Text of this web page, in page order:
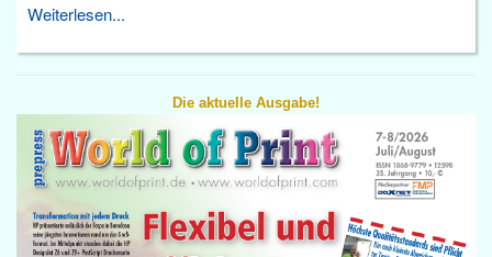
Weiterlesen...
Die aktuelle Ausgabe!